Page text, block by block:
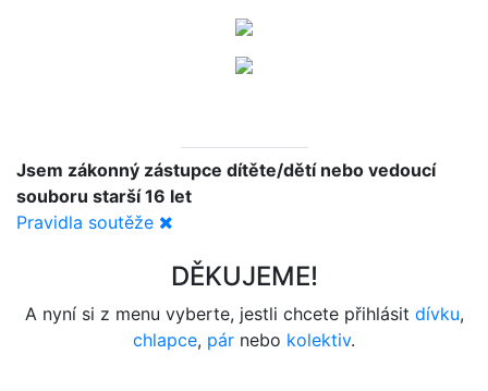
Jsem zákonný zástupce dítěte/dětí nebo vedoucí
souboru starší 16 let
Pravidla soutěže
DĚKUJEME!
A nyní si z menu vyberte, jestli chcete přihlásit dívku,
chlapce, pár nebo kolektiv.